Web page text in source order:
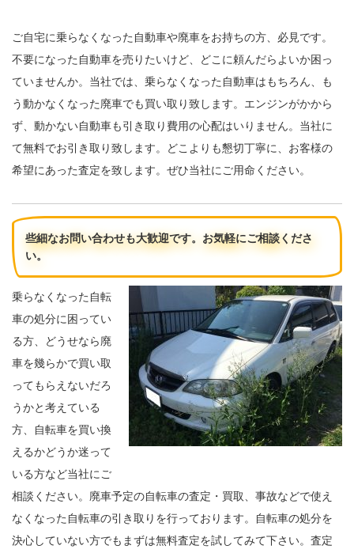
ご自宅に乗らなくなった自動車や廃車をお持ちの方、必見です。
不要になった自動車を売りたいけど、どこに頼んだらよいか困っ
ていませんか。当社では、乗らなくなった自動車はもちろん、も
う動かなくなった廃車でも買い取り致します。エンジンがかから
ず、動かない自動車も引き取り費用の心配はいりません。当社に
て無料でお引き取り致します。どこよりも懇切丁寧に、お客様の
希望にあった査定を致します。ぜひ当社にご用命ください。
些細なお問い合わせも大歓迎です。お気軽にご相談くださ
い。
乗らなくなった自転
車の処分に困ってい
る方、どうせなら廃
車を幾らかで買い取
ってもらえないだろ
うかと考えている
方、自転車を買い換
えるかどうか迷って
いる方など当社にご
相談ください。廃車予定の自転車の査定・買取、事故などで使え
なくなった自転車の引き取りを行っております。自転車の処分を
決心していない方でもまずは無料査定を試してみて下さい。査定